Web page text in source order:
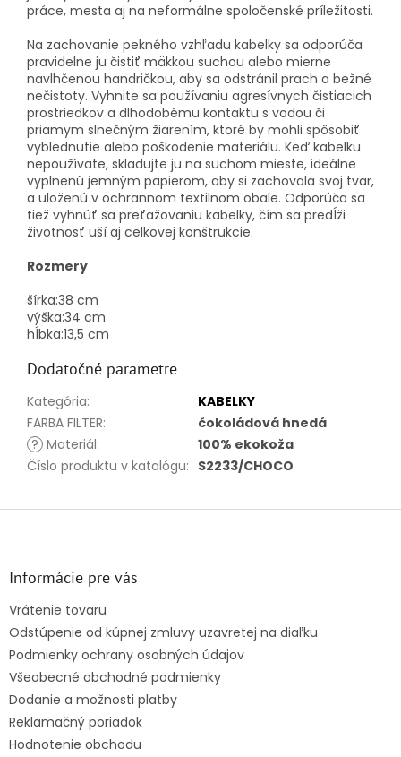
práce, mesta aj na neformálne spoločenské príležitosti.
Na zachovanie pekného vzhľadu kabelky sa odporúča
pravidelne ju čistiť mäkkou suchou alebo mierne
navlhčenou handričkou, aby sa odstránil prach a bežné
nečistoty. Vyhnite sa používaniu agresívnych čistiacich
prostriedkov a dlhodobému kontaktu s vodou či
priamym slnečným žiarením, ktoré by mohli spôsobiť
vyblednutie alebo poškodenie materiálu. Keď kabelku
nepoužívate, skladujte ju na suchom mieste, ideálne
vyplnenú jemným papierom, aby si zachovala svoj tvar,
a uloženú v ochrannom textilnom obale. Odporúča sa
tiež vyhnúť sa preťažovaniu kabelky, čím sa predĺži
životnosť uší aj celkovej konštrukcie.
Rozmery
šírka:38 cm
výška:34 cm
hĺbka:13,5 cm
Dodatočné parametre
Kategória:
KABELKY
FARBA FILTER:
čokoládová hnedá
? Materiál:
100% ekokoža
Číslo produktu v katalógu: S2233/CHOCO
Informácie pre vás
Vrátenie tovaru
Odstúpenie od kúpnej zmluvy uzavretej na diaľku
Podmienky ochrany osobných údajov
Všeobecné obchodné podmienky
Dodanie a možnosti platby
Reklamačný poriadok
Hodnotenie obchodu